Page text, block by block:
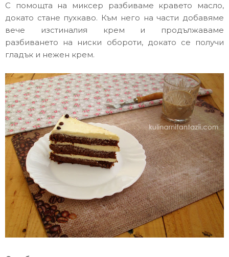
С помощта на миксер разбиваме кравето масло,
докато стане пухкаво. Към него на части добавяме
вече изстиналия крем и продължаваме
разбиването на ниски обороти, докато се получи
гладък и нежен крем.